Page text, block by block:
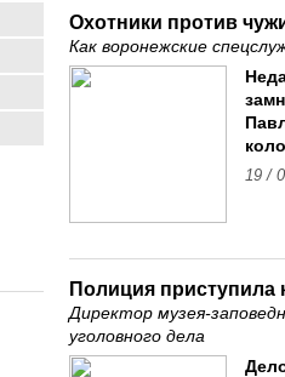
Охотники против
Как воронежские
19 /
Полиция приступила
Директор музея-
уголовного дела